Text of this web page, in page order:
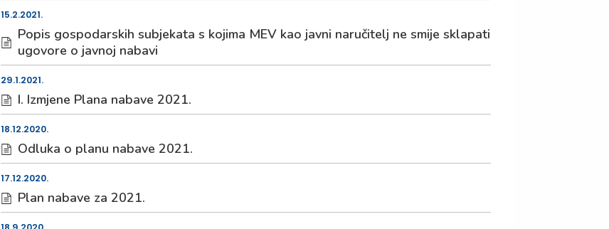
15.2.2021.
Popis gospodarskih subjekata s kojima MEV kao javni naručitelj ne smije sklapati
ugovore o javnoj nabavi
29.1.2021.
I. Izmjene Plana nabave 2021.
18.12.2020.
Odluka o planu nabave 2021.
17.12.2020.
Plan nabave za 2021.